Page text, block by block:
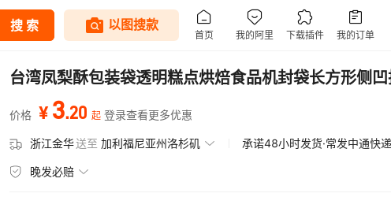
台湾凤梨酥包装袋透明糕点烘焙食品机封袋长方形侧
价格 ¥ 3.20 起 登录查看更多优惠
浙江金华送至 加利福尼亚州洛杉矶 承诺48小时发货·常发中通快递
晚发必赔